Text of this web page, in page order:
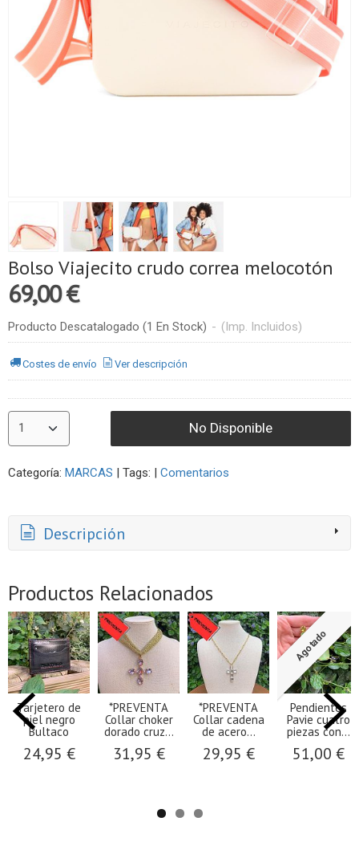
Bolso Viajecito crudo correa melocotón
69,00 €
Producto Descatalogado (1 En Stock) - (Imp. Incluidos)
Costes de envío Ver descripción
No Disponible
Categoría: MARCAS | Tags: | Comentarios
Descripción
Productos Relacionados
Tarjetero de
piel negro
Bultaco
24,95 €
*PREVENTA
Collar choker
dorado cruz...
31,95 €
*PREVENTA
Collar cadena
de acero...
29,95 €
Agotado
Pendientes
Pavie cuatro
piezas con...
51,00 €